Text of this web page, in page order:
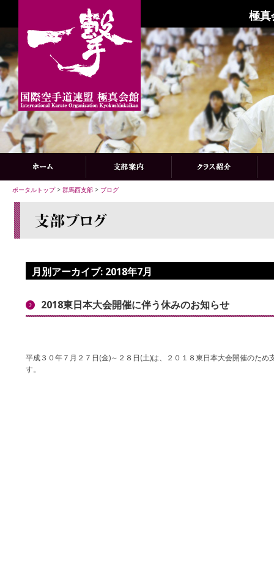
極真
ポータルトップ> 群馬西支部 > ブログ
月別アーカイブ: 2018年7月
2018東日本大会開催に伴う休みのお知らせ
平成３０年７月２７日(金)～２８日(土)は、２０１８東日本大会開催のた
す。